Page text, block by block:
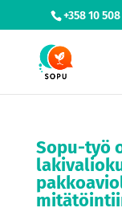
+358 10
Sopu-työ